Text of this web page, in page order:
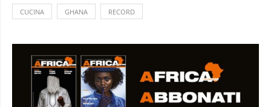
CUCINA GHANA RECORD